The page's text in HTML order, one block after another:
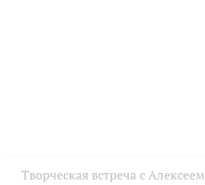
Творческая встреча с Алексеем